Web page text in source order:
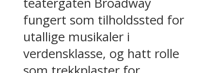
fungert som tilholdssted for
utallige musikaler i
verdensklasse, og hatt rolle